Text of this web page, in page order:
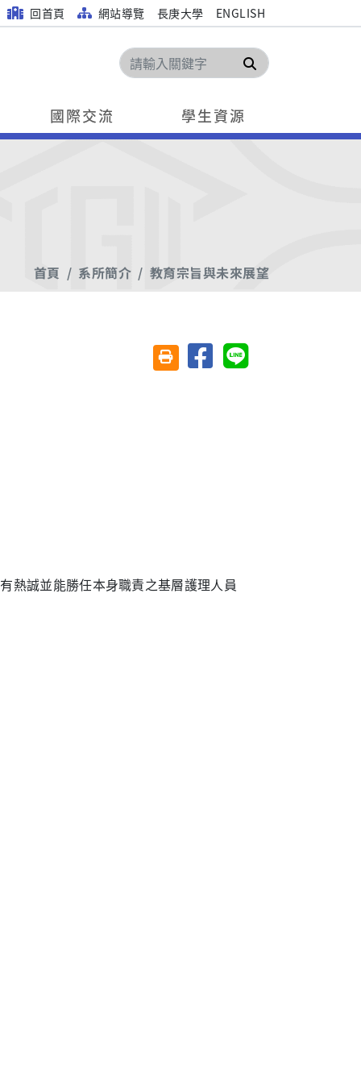
回首頁 網站導覽 長庚大學 ENGLISH
搜尋
國際交流 學生資源
首頁 系所簡介 教育宗旨與未來展望
友善列印(另開視窗)
分享至臉書分享至 Line
熱誠並能勝任本身職責之基層護理人員